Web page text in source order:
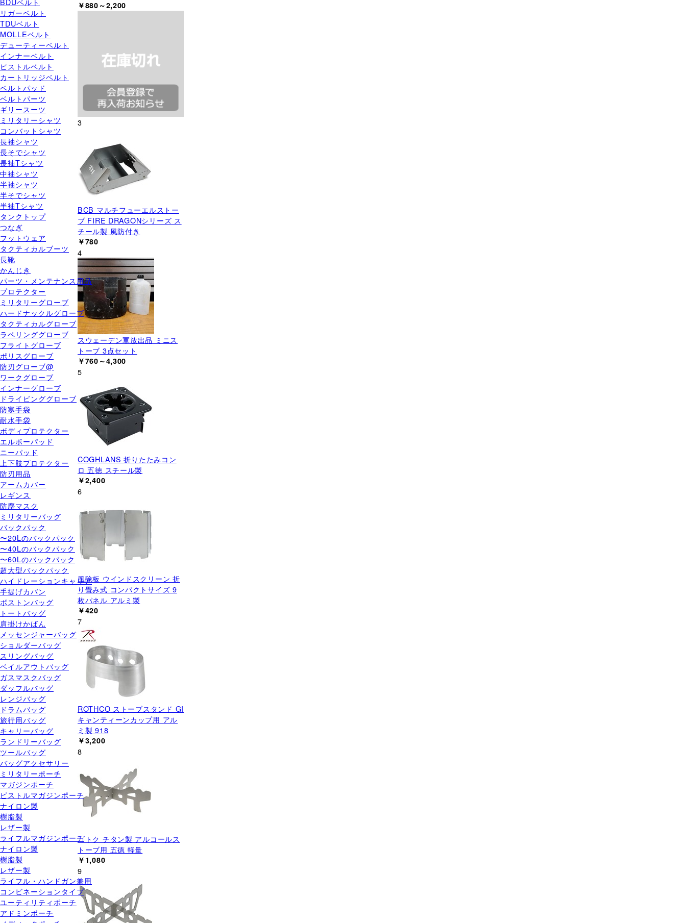
リガーベルト
TDUベルト
MOLLEベルト
デューティーベルト
インナーベルト
ピストルベルト
カートリッジベルト
ベルトパッド
ベルトパーツ
ギリースーツ
ミリタリーシャツ
コンバットシャツ
長袖シャツ
長そでシャツ
長袖Tシャツ
中袖シャツ
半袖シャツ
半そでシャツ
半袖Tシャツ
タンクトップ
つなぎ
フットウェア
タクティカルブーツ
長靴
かんじき
パーツ・メンテナンス用品
プロテクター
ミリタリーグローブ
ハードナックルグローブ
タクティカルグローブ
ラペリンググローブ
フライトグローブ
ポリスグローブ
防刃グローブ@
ワークグローブ
インナーグローブ
ドライビンググローブ
防寒手袋
耐水手袋
ボディプロテクター
エルボーパッド
ニーパッド
上下肢プロテクター
防刃用品
アームカバー
レギンス
防塵マスク
ミリタリーバッグ
バックパック
〜20Lのバックパック
〜40Lのバックパック
〜60Lのバックパック
超大型バックパック
ハイドレーションキャリア
手提げカバン
ボストンバッグ
トートバッグ
肩掛けかばん
メッセンジャーバッグ
ショルダーバッグ
スリングバッグ
ベイルアウトバッグ
ガスマスクバッグ
ダッフルバッグ
レンジバッグ
ドラムバッグ
旅行用バッグ
キャリーバッグ
ランドリーバッグ
ツールバッグ
バッグアクセサリー
ミリタリーポーチ
マガジンポーチ
ピストルマガジンポーチ
ナイロン製
樹脂製
レザー製
ライフルマガジンポーチ
ナイロン製
樹脂製
レザー製
ライフル・ハンドガン兼用
コンビネーションタイプ
ユーティリティポーチ
アドミンポーチ
￥880～2,200
3
BCB マルチフューエルストー
ブ FIRE DRAGONシリーズ ス
チール製 風防付き
￥780
4
スウェーデン軍放出品 ミニス
トーブ 3点セット
￥760～4,300
5
COGHLANS 折りたたみコン
ロ 五徳 スチール製
￥2,400
6
風除板 ウインドスクリーン 折
り畳み式 コンパクトサイズ 9
枚パネル アルミ製
￥420
7
ROTHCO ストーブスタンド GI
キャンティーンカップ用 アル
ミ製 918
￥3,200
8
ゴトク チタン製 アルコールス
トーブ用 五徳 軽量
￥1,080
9